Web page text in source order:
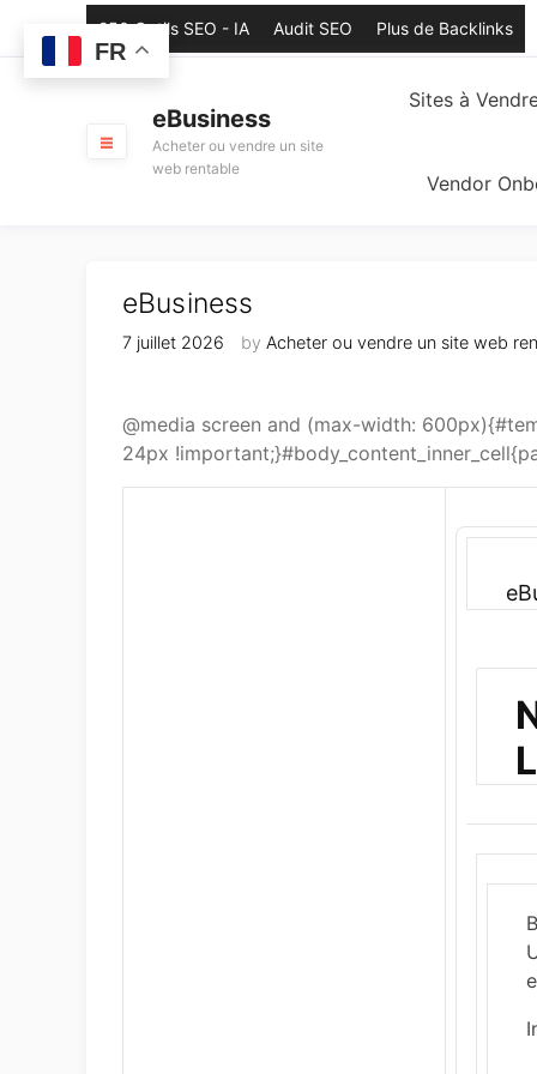
content
250 Outils SEO - IA Audit SEO Plus de Backlinks
eBusiness
Acheter ou vendre un site
web rentable
Sites à
Vendor
eBusiness
7 juillet 2026 by Acheter ou vendre un site web
@media screen and (max-width:
24px
FR